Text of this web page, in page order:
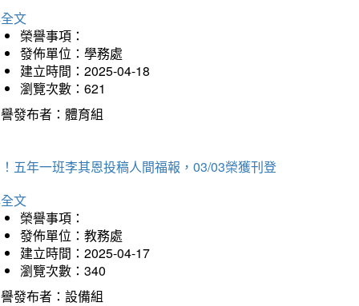
文
榮譽事項：
發佈單位：學務處
建立時間：2025-04-18
瀏覽次數：621
發布者：體育組
五年一班李其恩投稿人間福報，03/03榮獲刊登
文
榮譽事項：
發佈單位：教務處
建立時間：2025-04-17
瀏覽次數：340
發布者：設備組